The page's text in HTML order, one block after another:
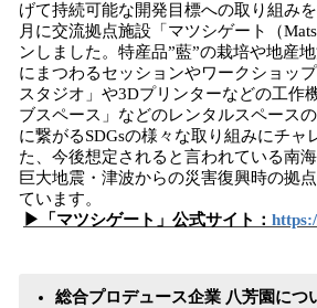
げて持続可能な開発目標への取り組み
月に交流拠点施設「マツシゲート（
ンしました。特産品”藍”の栽培や地産
にまつわるセッションやワークショッ
スタジオ」や3Dプリンターなどの工作
ブスペース」などのレンタルスペース
に繋がるSDGsの様々な取り組みにチャ
た、今後想定されると言われている南
巨大地震・津波からの災害復興時の拠
ています。
▶「マツシゲート」公式サイト：
総合プロデュース企業 八芳園につ